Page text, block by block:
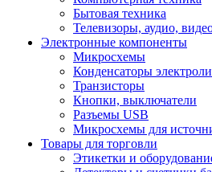
Бытовая техника
Телевизоры, аудио,
Электронные компоненты
Микросхемы
Конденсаторы
Транзисторы
Кнопки, выключатели
Разъемы USB
Микросхемы для
Товары для торговли
Этикетки и